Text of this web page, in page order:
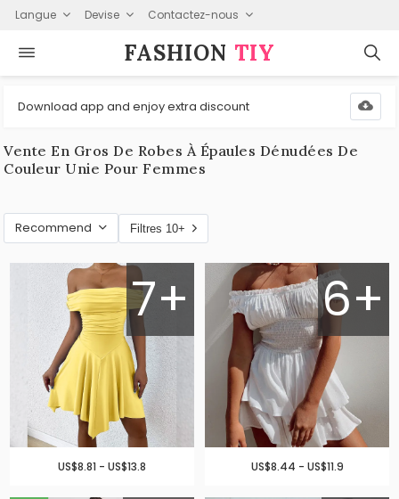
Langue Devise Contactez-nous
FASHION⁠ TIY
Download app and enjoy extra discount
Vente En Gros De Robes À Épaules Dénudées De
Couleur Unie Pour Femmes
Recommend Filtres 10+
7+
US$8.81 - US$13.8
6+
US$8.44 - US$11.9